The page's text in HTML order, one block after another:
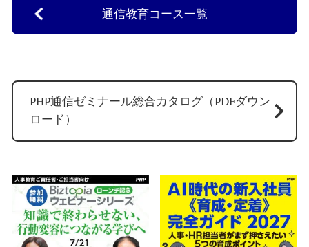
通信教育コース一覧
PHP通信ゼミナール総合カタログ（PDFダウン
ロード）